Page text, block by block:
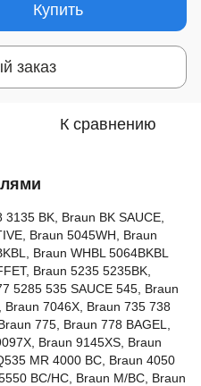
Купить
заказ
К сравнению
BK, Braun BK SAUCE,
Braun 5045WH, Braun
Braun WHBL 5064BKBL
Braun 5235 5235BK,
5285 535 SAUCE 545, Braun
7046X, Braun 735 738
775, Braun 778 BAGEL,
Braun 9145XS, Braun
MR 4000 BC, Braun 4050
BC/HC, Braun M/BC, Braun